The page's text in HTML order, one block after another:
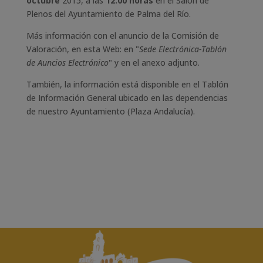
Plenos del Ayuntamiento de Palma del Río.
Más información con el anuncio de la Comisión de
Valoración, en esta Web: en "Sede Electrónica-Tablón
de Auncios Electrónico" y en el anexo adjunto.
También, la información está disponible en el Tablón
de Información General ubicado en las dependencias
de nuestro Ayuntamiento (Plaza Andalucía).